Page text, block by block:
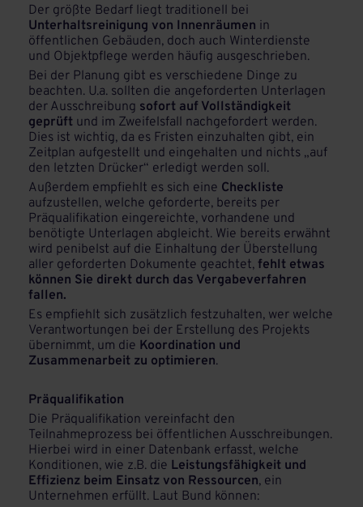
Der größte Bedarf liegt traditionell bei
Unterhaltsreinigung von Innenräumen in
öffentlichen Gebäuden, doch auch Winterdienste
und Objektpflege werden häufig ausgeschrieben.
Bei der Planung gibt es verschiedene Dinge zu
beachten. U.a. sollten die angeforderten Unterlagen
der Ausschreibung sofort auf Vollständigkeit
geprüft und im Zweifelsfall nachgefordert werden.
Dies ist wichtig, da es Fristen einzuhalten gibt, ein
Zeitplan aufgestellt und eingehalten und nichts „auf
den letzten Drücker“ erledigt werden soll.
Außerdem empfiehlt es sich eine Checkliste
aufzustellen, welche geforderte, bereits per
Präqualifikation eingereichte, vorhandene und
benötigte Unterlagen abgleicht. Wie bereits erwähnt
wird penibelst auf die Einhaltung der Überstellung
aller geforderten Dokumente geachtet, fehlt etwas
können Sie direkt durch das Vergabeverfahren
fallen.
Es empfiehlt sich zusätzlich festzuhalten, wer welche
Verantwortungen bei der Erstellung des Projekts
übernimmt, um die Koordination und
Zusammenarbeit zu optimieren.
Präqualifikation
Die Präqualifikation vereinfacht den
Teilnahmeprozess bei öffentlichen Ausschreibungen.
Hierbei wird in einer Datenbank erfasst, welche
Konditionen, wie z.B. die Leistungsfähigkeit und
Effizienz beim Einsatz von Ressourcen, ein
Unternehmen erfüllt. Laut Bund können: